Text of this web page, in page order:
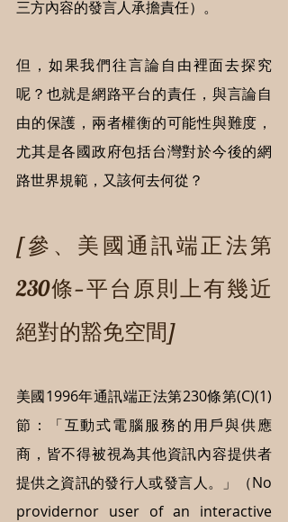
三方內容的發言人承擔責任）。
但，如果我們往言論自由裡面去探究
呢？也就是網路平台的責任，與言論自
由的保護，兩者權衡的可能性與難度，
尤其是各國政府包括台灣對於今後的網
路世界規範，又該何去何從？
[參、美國通訊端正法第
230條—平台原則上有幾近
絕對的豁免空間]
美國1996年通訊端正法第230條第(C)(1)
節：「互動式電腦服務的用戶與供應
商，皆不得被視為其他資訊內容提供者
提供之資訊的發行人或發言人。」（No
providernor user of an interactive